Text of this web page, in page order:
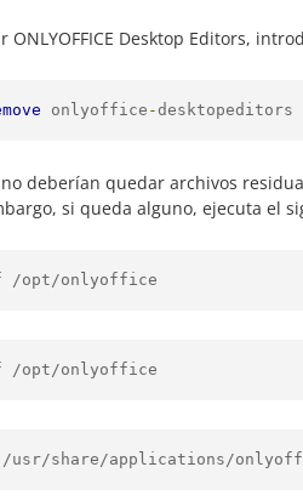
ONLYOFFICE Desktop Editors,
onlyoffice -desktopeditors
deberían quedar archivos
si queda alguno, ejecuta el
/opt/onlyoffice
/opt/onlyoffice
usr/share/applications/